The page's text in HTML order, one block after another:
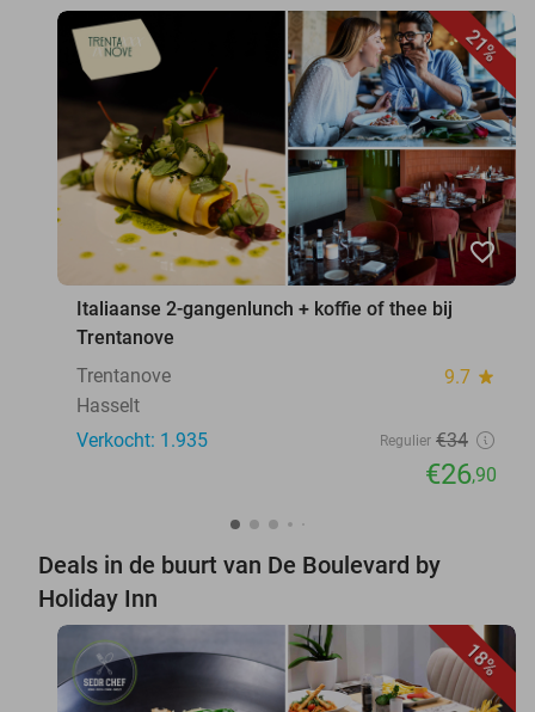
21%
favorite_border
Italiaanse 2-gangenlunch + koffie of thee bij
Trentanove
Trentanove
9.7 star
Hasselt
Verkocht: 1.935
Regulier €34
€26,90
Deals in de buurt van De Boulevard by
Holiday Inn
18%